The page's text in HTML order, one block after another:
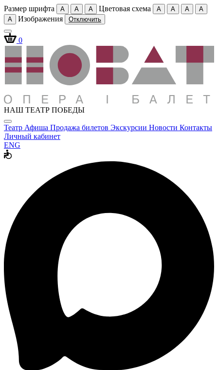
Размер шрифта A A A Цветовая схема A A A
A
A
Изображения Отключить
0
НАШ ТЕАТР ПОБЕДЫ
Театр Афиша Продажа билетов Экскурсии Новости Контакты
Личный кабинет
ENG